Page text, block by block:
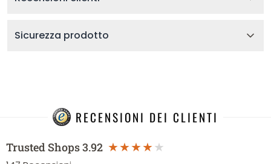
Sicurezza prodotto
RECENSIONI DEI CLIENTI
Trusted Shops3.92